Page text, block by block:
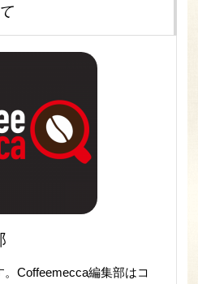
Coffeemecca編集部はコ